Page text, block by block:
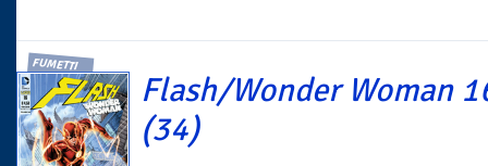
FUMETTI
Flash/Wonder Woman
(34)